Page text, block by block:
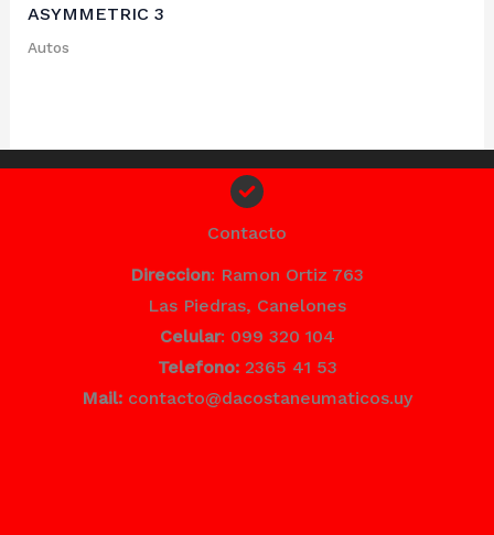
ASYMMETRIC 3
Autos
Contacto
Direccion: Ramon Ortiz 763
Las Piedras, Canelones
Celular: 099 320 104
Telefono:2365 41 53
Mail: contacto@dacostaneumaticos.uy